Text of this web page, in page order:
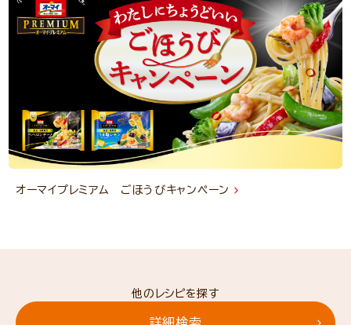
オーマイプレミアム ごほうびキャンペーン
他のレシピを探す